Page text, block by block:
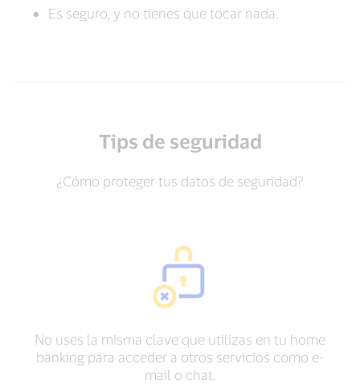
Es seguro, y no tienes que tocar nada.
Tips de seguridad
¿Cómo proteger tus datos de seguridad?
No uses la misma clave que utilizas en tu home
banking para acceder a otros servicios como e-
mail o chat.